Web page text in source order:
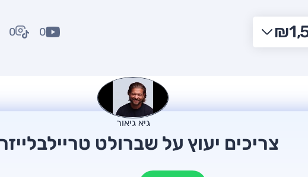
0
0
גיא גיאור
צריכים יעוץ על שברולט